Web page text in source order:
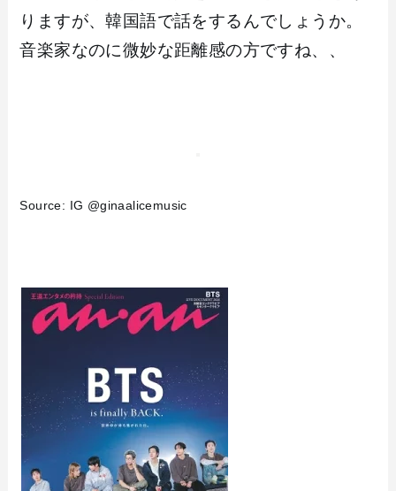
りますが、韓国語で話をするんでしょうか。
音楽家なのに微妙な距離感の方ですね、、
Source: IG @ginaalicemusic